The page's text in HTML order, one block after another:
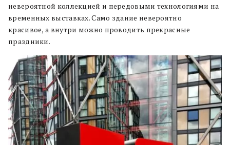
невероятной коллекцией и передовыми технологиями на
временных выставках.Само здание невероятно
красивое,а внутри можно проводить прекрасные
праздники.